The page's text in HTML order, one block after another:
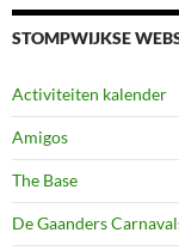
STOMPWIJKSE
Activiteiten kalender
Amigos
The Base
De Gaanders